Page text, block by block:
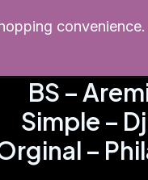
Escritorio
BS –
Simple –
–
convenience.